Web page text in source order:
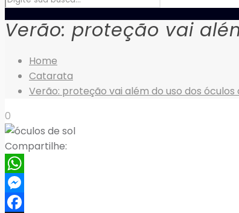
Verão: proteção vai
Home
Catarata
Verão: proteção vai além do uso dos óculos
0
Compartilhe:
WhatsApp
Messenger